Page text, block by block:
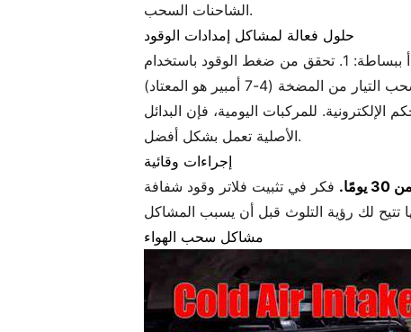
الشاحنات السحب.
حلول فعالة لمشاكل إمدادات الوقود
ابدأ ببساطة: 1. تحقق من ضغط الوقود باستخدام Gauge (تختلف المواصفات حسب الطراز) 2. افحص اتجاه الفلتر (يجب أن يواجه السهم اتجاه تدفق الوقود)
للمركبات اليومية، فإن البدائل
الأصلية تعمل بشكل أفضل.
إجراءات وقائية
فكر في تثبيت فلاتر وقود شفافة
مشاكل سحب الهواء